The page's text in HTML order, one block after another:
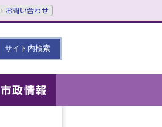
お問い合わせ
市政情報